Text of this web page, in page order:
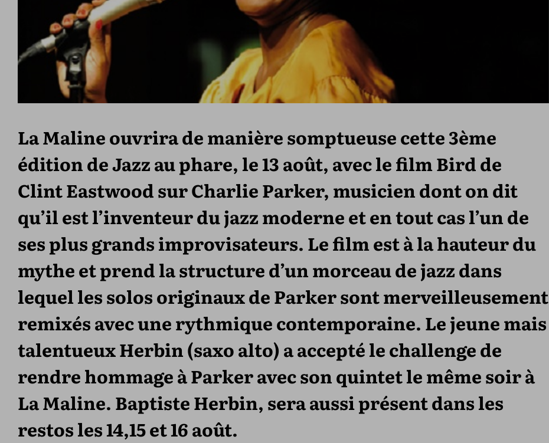
La Maline ouvrira de manière somptueuse cette 3ème
édition de Jazz au phare, le 13 août, avec le film Bird de
Clint Eastwood sur Charlie Parker, musicien dont on dit
qu’il est l’inventeur du jazz moderne et en tout cas l’un de
ses plus grands improvisateurs. Le film est à la hauteur du
mythe et prend la structure d’un morceau de jazz dans
lequel les solos originaux de Parker sont merveilleusement
remixés avec une rythmique contemporaine. Le jeune mais
talentueux Herbin (saxo alto) a accepté le challenge de
rendre hommage à Parker avec son quintet le même soir à
La Maline. Baptiste Herbin, sera aussi présent dans les
restos les 14,15 et 16 août.